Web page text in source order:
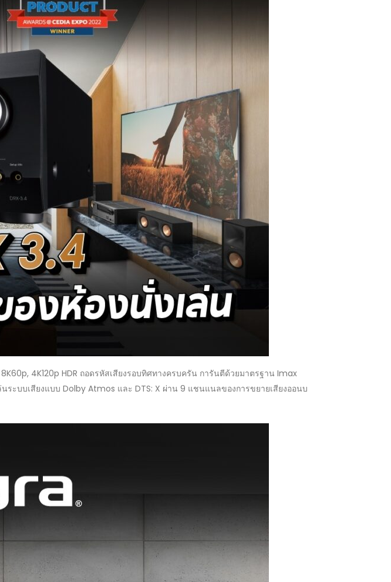
4K120p HDR ถอดรหัสเสียงรอบทิศทางครบครัน การันตีด้วยมาตรฐาน Imax
ระบบเสียงแบบ Dolby Atmos และ DTS: X ผ่าน 9 แชนแนลของการขยายเสียงออนบ